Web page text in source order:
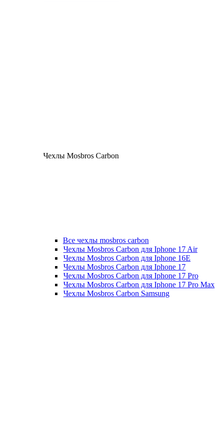
Чехлы Mosbros Carbon
Все чехлы mosbros carbon
Чехлы Mosbros Carbon для Iphone 17 Air
Чехлы Mosbros Carbon для Iphone 16E
Чехлы Mosbros Carbon для Iphone 17
Чехлы Mosbros Carbon для Iphone 17 Pro
Чехлы Mosbros Carbon для Iphone 17 Pro Max
Чехлы Mosbros Carbon Samsung